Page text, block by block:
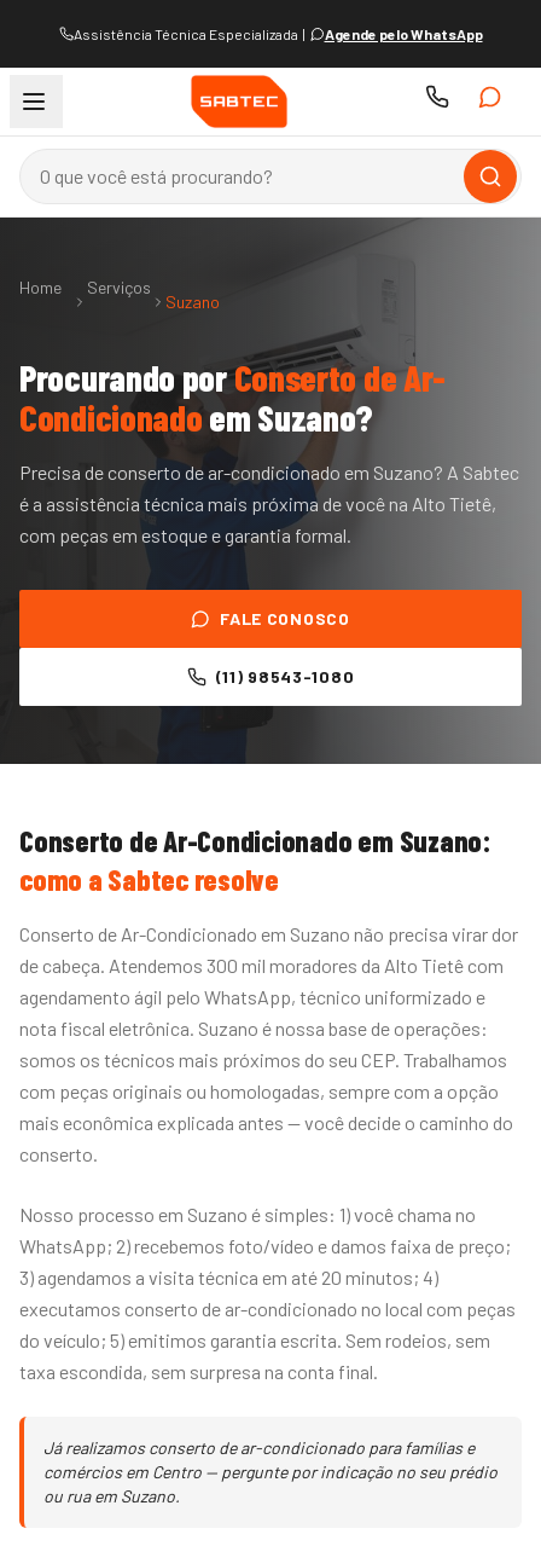
Assistência Técnica Especializada | Agende pelo WhatsApp
Home Serviços
Suzano
Procurando porConserto de Ar-
CondicionadoemSuzano?
Precisa de conserto de ar-condicionado em Suzano? A Sabtec
é a assistência técnica mais próxima de você na Alto Tietê,
com peças em estoque e garantia formal.
FALE CONOSCO
(11) 98543-1080
Conserto de Ar-Condicionado em Suzano:
como a Sabtec resolve
Conserto de Ar-Condicionado em Suzano não precisa virar dor
de cabeça. Atendemos 300 mil moradores da Alto Tietê com
agendamento ágil pelo WhatsApp, técnico uniformizado e
nota fiscal eletrônica. Suzano é nossa base de operações:
somos os técnicos mais próximos do seu CEP. Trabalhamos
com peças originais ou homologadas, sempre com a opção
mais econômica explicada antes — você decide o caminho do
conserto.
Nosso processo em Suzano é simples: 1) você chama no
WhatsApp; 2) recebemos foto/vídeo e damos faixa de preço;
3) agendamos a visita técnica em até 20 minutos; 4)
executamos conserto de ar-condicionado no local com peças
do veículo; 5) emitimos garantia escrita. Sem rodeios, sem
taxa escondida, sem surpresa na conta final.
Já realizamos conserto de ar-condicionado para famílias e
comércios em Centro — pergunte por indicação no seu prédio
ou rua em Suzano.